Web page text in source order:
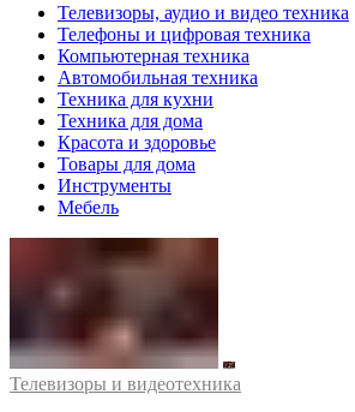
Телевизоры, аудио и видео техника
Телефоны и цифровая техника
Компьютерная техника
Автомобильная техника
Техника для кухни
Техника для дома
Красота и здоровье
Товары для дома
Инструменты
Мебель
Телевизоры и видеотехника